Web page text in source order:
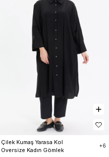
Çilek Kumaş Yarasa Kol
Oversize Kadın Gömlek
+6